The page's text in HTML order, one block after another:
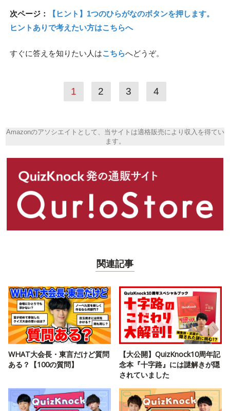
次ページ：
【ヒント】1つのひらがなのボタンを押します。
ヒントありで考えたい方はこちらへ
すぐに答えを知りたい人はこちらへどうぞ。
1 2 3 4
Amazonのアソシエイトとして、当サイトは適格販売により収入を得てい
ます。
関連記事
WHAT大会長・東言だけど質問
ある？【100の質問】
【大公開】QuizKnock10周年記
念本『十字路』には謎解きが隠
されていました